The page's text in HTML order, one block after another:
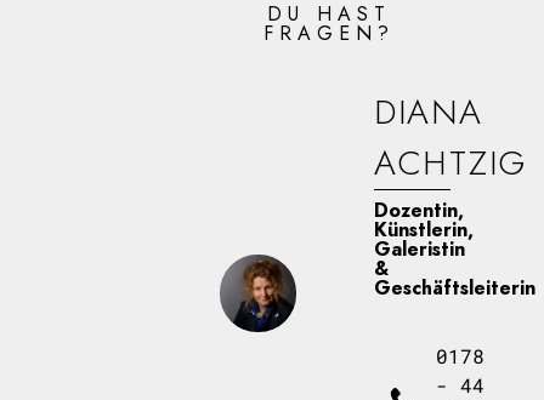
DU HAST
FRAGEN?
DIANA
ACHTZIG
Dozentin,
Künstlerin,
Galeristin
&
Geschäftsleiterin
0178
- 44